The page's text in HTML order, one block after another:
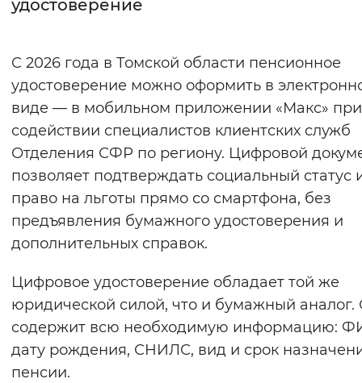
Интервал между буквами
Цвет сайта
Монохромный Инверсивный
Синий фон
Изображения
Включены Выключены
Воспроизвести Остановить
Вернуть стандартные настройки
удостоверение
С 2026 года в Томской области пенсионное
удостоверение можно оформить в
виде — в мобильном приложении «Макс» при
содействии специалистов клиентских служб
Отделения СФР по региону. Цифровой
позволяет подтверждать социальный статус
право на льготы прямо со смартфона, без
предъявления бумажного удостоверения и
дополнительных справок.
Цифровое удостоверение обладает той же
юридической силой, что и бумажный аналог.
содержит всю необходимую информацию:
дату рождения, СНИЛС, вид и срок
пенсии.